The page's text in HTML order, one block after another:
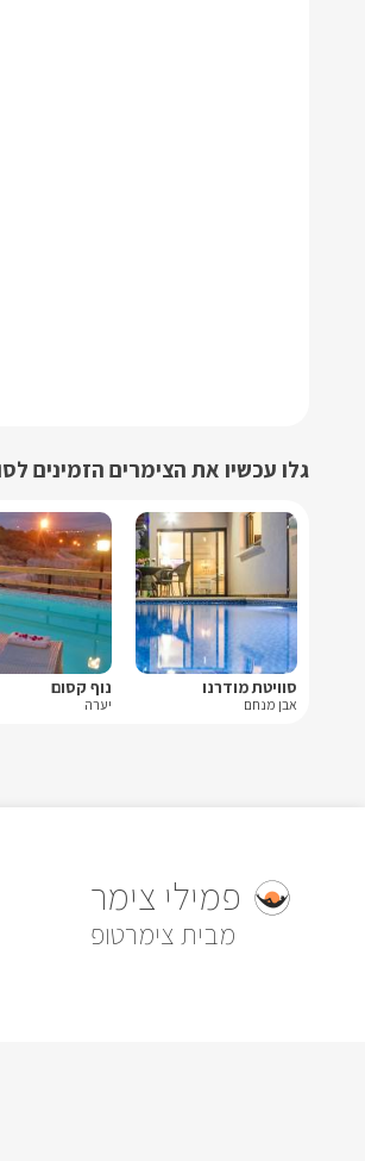
גלו עכשיו את הצימרים הזמינים
סוויטת מודרנו
אבן מנחם
נוף קסום
יערה
פמילי צימר
צימרטופ